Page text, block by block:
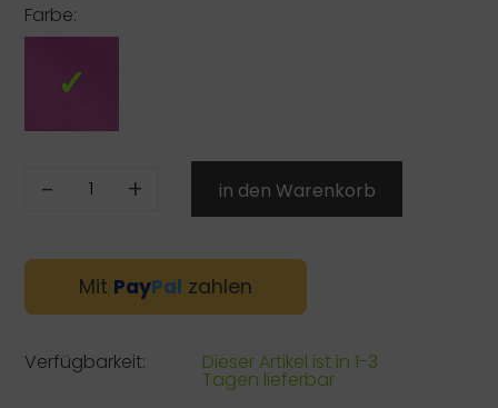
Farbe:
- +
Mit PayPal zahlen
Verfügbarkeit: Dieser Artikel ist in 1-3
Tagen lieferbar